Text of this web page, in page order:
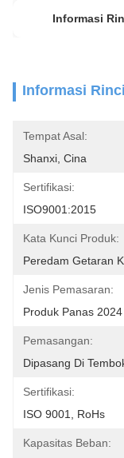
Informasi
Informasi Rinci
Tempat Asal:
Shanxi, Cina
Sertifikasi:
ISO9001:2015
Kata Kunci Produk:
Peredam Getaran
Jenis Pemasaran:
Produk Panas 2024
Pemasangan:
Dipasang Di
Sertifikasi:
ISO 9001, RoHs
Kapasitas Beban: